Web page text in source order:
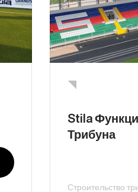
Stila
Трибуна
Строительство